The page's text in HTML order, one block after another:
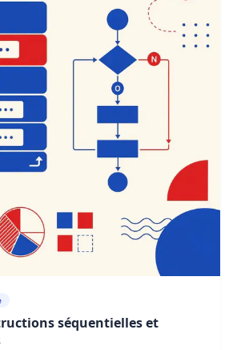
séquentielles et